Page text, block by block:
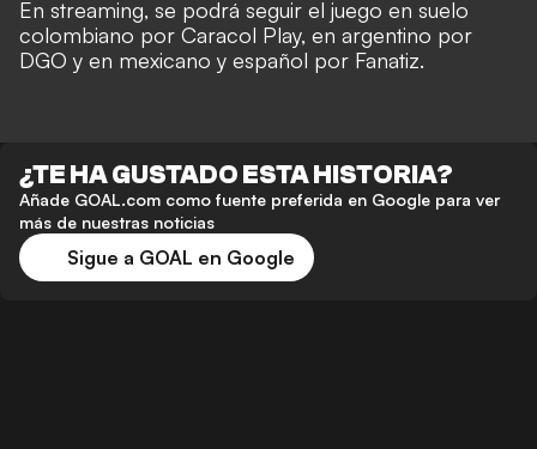
En streaming, se podrá seguir el juego en suelo
colombiano por Caracol Play, en argentino por
DGO y en mexicano y español por Fanatiz.
¿TE HA GUSTADO ESTA HISTORIA?
Añade GOAL.com como fuente preferida en Google para ver
más de nuestras noticias
Sigue a GOAL en Google